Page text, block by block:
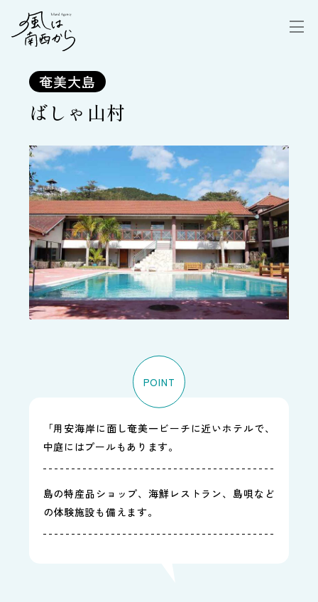
奄美大島
ばしゃ山村
POINT
「用安海岸に面し奄美一ビーチに近いホテルで、
中庭にはプールもあります。
島の特産品ショップ、海鮮レストラン、島唄など
の体験施設も備えます。